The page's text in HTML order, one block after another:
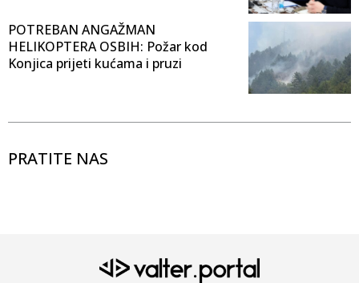
POTREBAN ANGAŽMAN
HELIKOPTERA OSBIH: Požar kod
Konjica prijeti kućama i pruzi
PRATITE NAS